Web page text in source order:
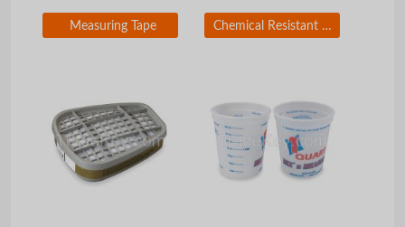
Measuring Tape Chemical Resistant Glove